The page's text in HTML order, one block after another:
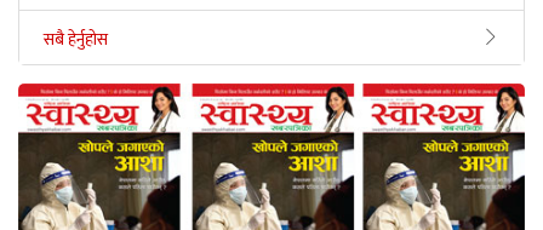
सबै हेर्नुहोस